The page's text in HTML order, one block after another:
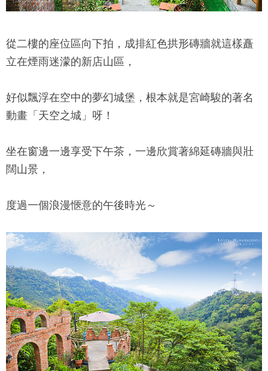
從二樓的座位區向下拍，成排紅色拱形磚牆就這樣矗
立在煙雨迷濛的新店山區，
好似飄浮在空中的夢幻城堡，根本就是宮崎駿的著名
動畫「天空之城」呀！
坐在窗邊一邊享受下午茶，一邊欣賞著綿延磚牆與壯
闊山景，
度過一個浪漫愜意的午後時光～